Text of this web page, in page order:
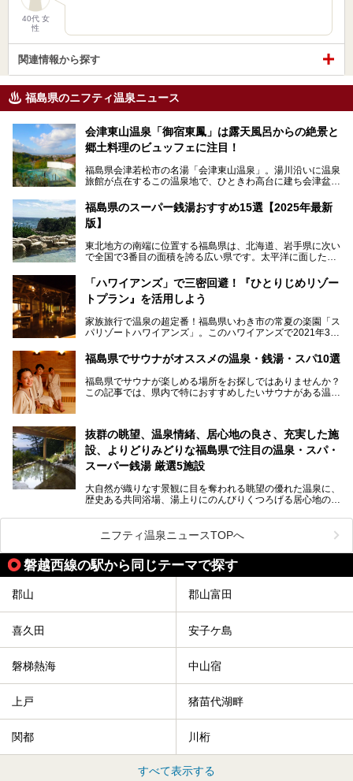
40代 女
性
関連情報から探す
福島県のニフティ温泉ニュース
会津東山温泉「御宿東鳳」は露天風呂からの絶景と
郷土料理のビュッフェに注目！
福島県会津若松市の名湯「会津東山温泉」。湯川沿いに温泉
旅館が点在するこの温泉地で、ひときわ高台に建ち会津盆地
ELS & RESORTSの「御宿東鳳」です。
大浴場は「宙の湯」「棚雲の湯」の2つ。いずれも素晴らし
の郷土料理など夕朝食の美味しさも評判。人気のこのお宿の
過ごし方を徹底紹介いたします。
───
提供元：オリックス・ホテルマネジメント株式会社【PR】
この記事は会津東山温泉 御宿東鳳のPR記事です。
福島県のスーパー銭湯おすすめ15選【2025年最新
版】
東北地方の南端に位置する福島県は、北海道、岩手県に次い
で全国で3番目の面積を誇る広い県です。太平洋に面した
る「中通り」、磐梯山や猪苗代湖、五色沼、尾瀬湿原などが
ある「会津地方」まで、変化に富んだ自然を楽しめるのが魅
力です。
も良好で、首都圏からの週末旅行先としても人気の福島県。
そんな福島県でチェックしておきたい、評判のスーパー銭湯
「ハワイアンズ」で三密回避！『ひとりじめリゾー
トプラン』を活用しよう
家族旅行で温泉の超定番！福島県いわき市の常夏の楽園「ス
パリゾートハワイアンズ」。このハワイアンズで2021年3月
く温泉編」をスタートしました。
子供と一緒に安心して温泉に行きたい、そんな方にお役立ち
のこのプランをはじめとして、ハワイアンズの「ひとりじめ
リゾートプラン」の魅力をご紹介します。
福島県でサウナがオススメの温泉・銭湯・スパ10選
福島県でサウナが楽しめる場所をお探しではありませんか？
この記事では、県内で特におすすめしたいサウナがある温泉
「最近疲れが溜まってる。リフレッシュできる場所ないか
な？」
そんな方は、ぜひサウナに足を運んでみてくださいね。
抜群の眺望、温泉情緒、居心地の良さ、充実した施
設、よりどりみどりな福島県で注目の温泉・スパ・
スーパー銭湯 厳選5施設
大自然が織りなす景観に目を奪われる眺望の優れた温泉に、
歴史ある共同浴場、湯上りにのんびりくつろげる居心地のい
スーパー銭湯など、多種多様な温浴施設が割拠する福島県。
今回は、そんな福島県にある温浴施設のなかから、筆者が
「一度訪ねてみたい」と気になっている魅力的な施設を5件
ピックアップして紹介します。
※2021/07/21時点の情報です。
ニフティ温泉ニュースTOPへ
磐越西線の駅から同じテーマで探す
郡山 郡山富田
喜久田 安子ケ島
磐梯熱海 中山宿
上戸 猪苗代湖畔
関都 川桁
すべて表示する